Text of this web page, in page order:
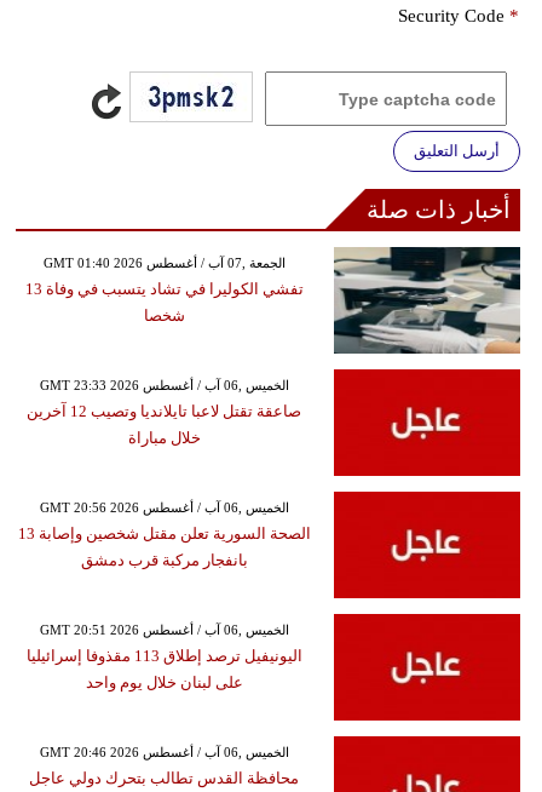
Security Code *
أرسل التعليق
أخبار ذات صلة
GMT 01:40 2026 الجمعة ,07 آب / أغسطس
تفشي الكوليرا في تشاد يتسبب في وفاة 13
شخصا
GMT 23:33 2026 الخميس ,06 آب / أغسطس
صاعقة تقتل لاعبا تايلانديا وتصيب 12 آخرين
خلال مباراة
GMT 20:56 2026 الخميس ,06 آب / أغسطس
الصحة السورية تعلن مقتل شخصين وإصابة 13
بانفجار مركبة قرب دمشق
GMT 20:51 2026 الخميس ,06 آب / أغسطس
اليونيفيل ترصد إطلاق 113 مقذوفا إسرائيليا
على لبنان خلال يوم واحد
GMT 20:46 2026 الخميس ,06 آب / أغسطس
محافظة القدس تطالب بتحرك دولي عاجل